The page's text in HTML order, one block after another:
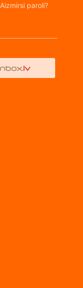
Aizmirsi paroli?